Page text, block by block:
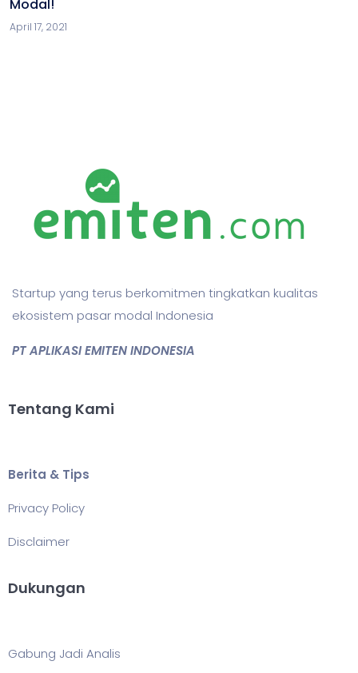
Modal!
April 17, 2021
Startup yang terus berkomitmen tingkatkan kualitas
ekosistem pasar modal Indonesia
PT APLIKASI EMITEN INDONESIA
Tentang Kami
Berita & Tips
Privacy Policy
Disclaimer
Dukungan
Gabung Jadi Analis